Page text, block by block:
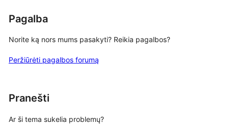
Pagalba
Norite ką nors mums pasakyti? Reikia pagalbos?
Peržiūrėti pagalbos forumą
Pranešti
Ar ši tema sukelia problemų?